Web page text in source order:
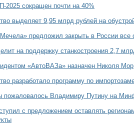
2025 сокращен почти на 40%
выделяет 9,95 млрд рублей на
предложил закрыть в России все
на поддержку станкостроения 2,7
«АвтоВАЗа» назначен Николя Мор
разработало программу по
пожаловалось Владимиру Путину на
с предложением оставлять